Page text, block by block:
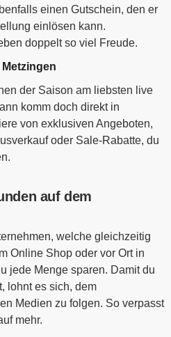
einen Gutschein, den er
einlösen kann.
doppelt so viel Freude.
der Saison am liebsten live
komm doch direkt in
von exklusiven Angeboten,
oder Sale-Rabatte, du
auf dem
welche gleichzeitig
Online Shop oder vor Ort in
jede Menge sparen. Damit du
lohnt es sich, dem
Medien zu folgen. So verpasst
mehr.